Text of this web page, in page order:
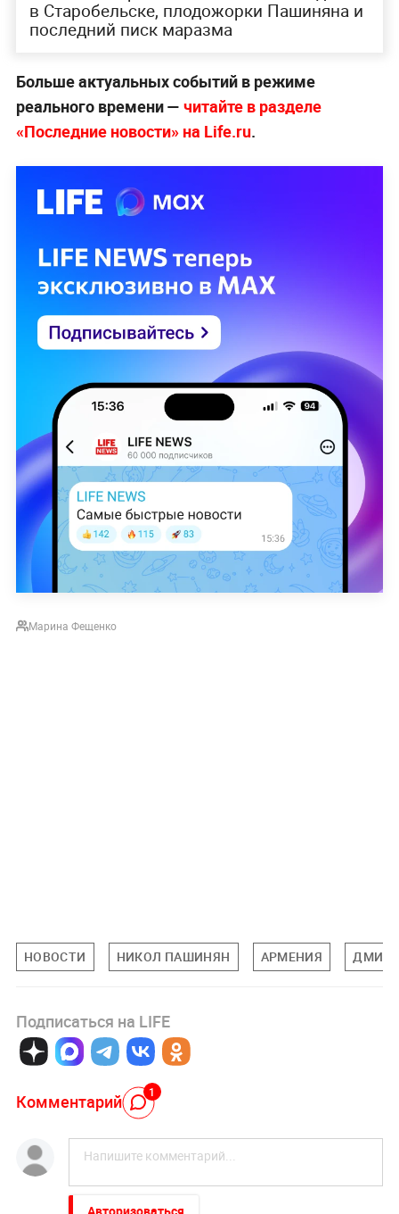
в Старобельске, плодожорки Пашиняна и
последний писк маразма
Больше актуальных событий в режиме
реального времени — читайте в разделе
«Последние новости» на Life.ru.
Марина Фещенко
НОВОСТИ НИКОЛ ПАШИНЯН АРМЕНИЯ
Подписаться на LIFE
Комментарий 1